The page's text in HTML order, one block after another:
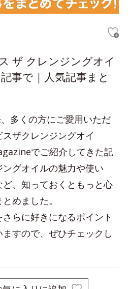
ザ クレンジングオイ
事で｜人気記事まと
多くの方にご愛用いただ
ザクレンジングオイ
でご紹介してきた記
グオイルの魅力や使い
、知っておくともっと心
めました。
らに好きになるポイント
すので、ぜひチェックし